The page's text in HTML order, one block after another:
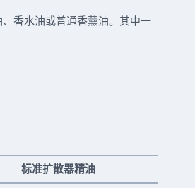
香水油或普通香薰油。其中一
标准扩散器精油